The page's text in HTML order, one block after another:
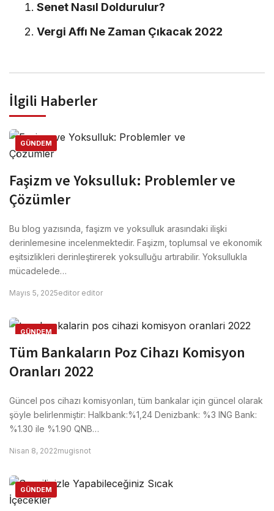
Senet Nasıl Doldurulur?
Vergi Affı Ne Zaman Çıkacak 2022
İlgili Haberler
GÜNDEM
Faşizm ve Yoksulluk: Problemler ve
Çözümler
Bu blog yazısında, faşizm ve yoksulluk arasındaki ilişki
derinlemesine incelenmektedir. Faşizm, toplumsal ve ekonomik
eşitsizlikleri derinleştirerek yoksulluğu artırabilir. Yoksullukla
mücadelede…
Mayıs 5, 2025editor editor
GÜNDEM
Tüm Bankaların Poz Cihazı Komisyon
Oranları 2022
Güncel pos cihazı komisyonları, tüm bankalar için güncel olarak
şöyle belirlenmiştir: Halkbank:%1,24 Denizbank: %3 ING Bank:
%1.30 ile %1.90 QNB…
Nisan 8, 2022mugisnot
GÜNDEM